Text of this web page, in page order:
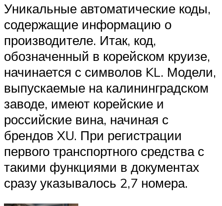
Уникальные автоматические коды,
содержащие информацию о
производителе. Итак, код,
обозначенный в корейском круизе,
начинается с символов KL. Модели,
выпускаемые на калининградском
заводе, имеют корейские и
российские вина, начиная с
брендов XU. При регистрации
первого транспортного средства с
такими функциями в документах
сразу указывалось 2,7 номера.